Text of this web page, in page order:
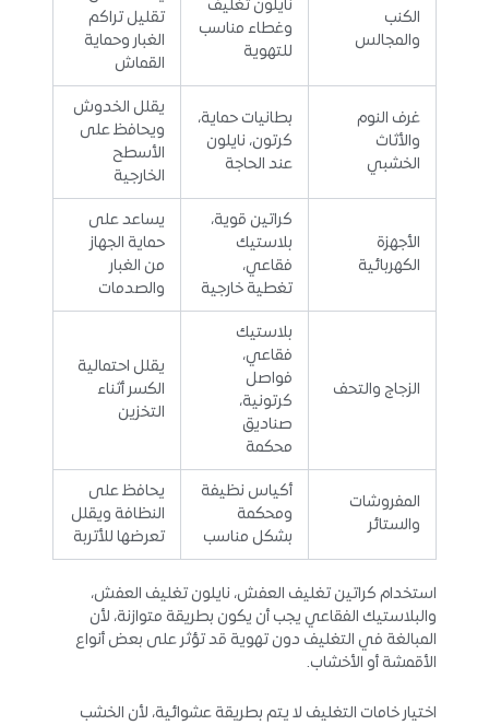
الكنب
والمجالس
نايلون تغليف
وغطاء مناسب
للتهوية
تقليل تراكم
الغبار وحماية
القماش
غرف النوم
والأثاث
الخشبي
بطانيات حماية،
كرتون، نايلون
عند الحاجة
يقلل الخدوش
ويحافظ على
الأسطح
الخارجية
الأجهزة
الكهربائية
كراتين قوية،
بلاستيك
فقاعي،
تغطية خارجية
يساعد على
حماية الجهاز
من الغبار
والصدمات
الزجاج والتحف
بلاستيك
فقاعي،
فواصل
كرتونية،
صناديق
محكمة
يقلل احتمالية
الكسر أثناء
التخزين
المفروشات
والستائر
أكياس نظيفة
ومحكمة
بشكل مناسب
يحافظ على
النظافة ويقلل
تعرضها للأتربة
استخدام كراتين تغليف العفش، نايلون تغليف العفش،
والبلاستيك الفقاعي يجب أن يكون بطريقة متوازنة، لأن
المبالغة في التغليف دون تهوية قد تؤثر على بعض أنواع
الأقمشة أو الأخشاب.
اختيار خامات التغليف لا يتم بطريقة عشوائية، لأن الخشب